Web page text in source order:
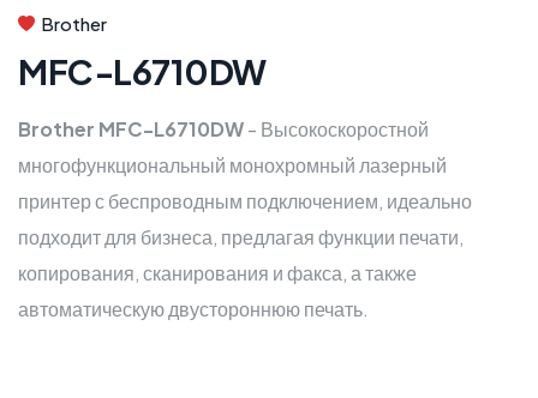
Brother
MFC-L6710DW
Brother MFC-L6710DW- Высокоскоростной
многофункциональный монохромный лазерный
принтер с беспроводным подключением, идеально
подходит для бизнеса, предлагая функции печати,
копирования, сканирования и факса, а также
автоматическую двустороннюю печать.